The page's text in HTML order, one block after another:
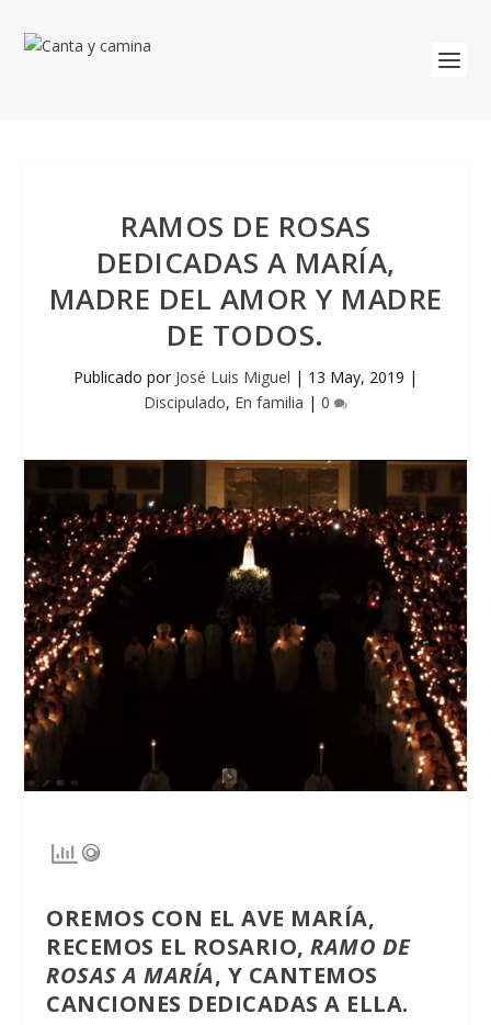
RAMOS DE ROSAS
DEDICADAS A MARÍA,
MADRE DEL AMOR Y MADRE
DE TODOS.
Publicado por José Luis Miguel | 13 May, 2019 |
Discipulado, En familia | 0
OREMOS CON ELAVE MARÍA,
RECEMOS EL ROSARIO,RAMO DE
ROSAS A MARÍA, Y CANTEMOS
CANCIONES DEDICADAS A ELLA.